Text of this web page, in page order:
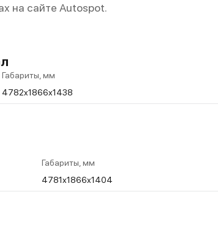
на сайте Autospot.
Габариты, мм
4782x1866x1438
Габариты, мм
4781x1866x1404